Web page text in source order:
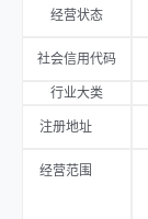
经营状态
社会信用代码
行业大类
注册地址
经营范围